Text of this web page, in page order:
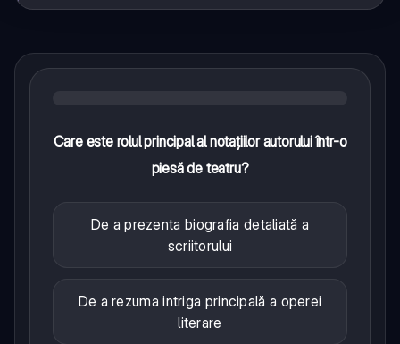
Care este rolul principal al notațiilor autorului într-o
piesă de teatru?
De a prezenta biografia detaliată a
scriitorului
De a rezuma intriga principală a operei
literare